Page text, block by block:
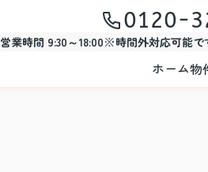
0120-
営業時間 9:30～18:00※時間外対応可能で
ホーム物